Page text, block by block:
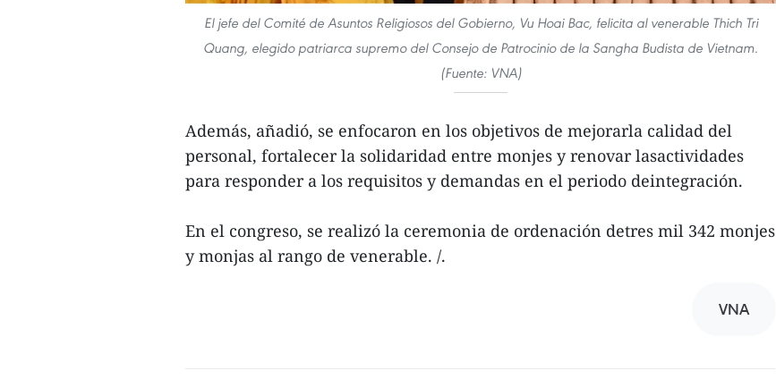
El jefe del Comité de Asuntos Religiosos del Gobierno, Vu Hoai Bac, felicita al venerable Thich Tri
Quang, elegido patriarca supremo del Consejo de Patrocinio de la Sangha Budista de Vietnam.
(Fuente: VNA)
Además, añadió, se enfocaron en los objetivos de mejorarla calidad del
personal, fortalecer la solidaridad entre monjes y renovar lasactividades
para responder a los requisitos y demandas en el periodo deintegración.
En el congreso, se realizó la ceremonia de ordenación detres mil 342 monjes
y monjas al rango de venerable. /.
VNA